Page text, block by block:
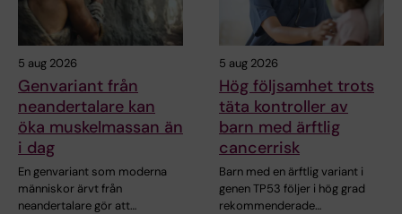
5 aug 2026
Genvariant från
neandertalare kan
öka muskelmassan än
i dag
En genvariant som moderna
människor ärvt från
neandertalare gör att…
5 aug 2026
Hög följsamhet trots
täta kontroller av
barn med ärftlig
cancerrisk
Barn med en ärftlig variant i
genen TP53 följer i hög grad
rekommenderade…